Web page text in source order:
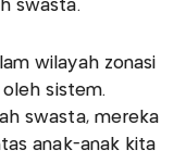
swasta.
wilayah zonasi
sistem.
swasta, mereka
anak-anak kita